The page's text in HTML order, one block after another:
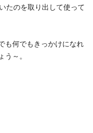
たのを取り出して使って
も何でもきっかけになれ
う～。